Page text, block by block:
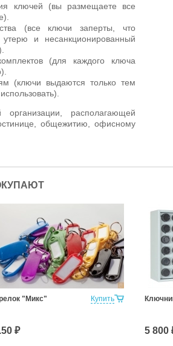
ключей (вы размещаете все
(все ключи заперты, что
и несанкционированный
(для каждого ключа
(ключи выдаются только тем
располагающей
общежитию, офисному
Купить
"Микс"
₽ 5 800